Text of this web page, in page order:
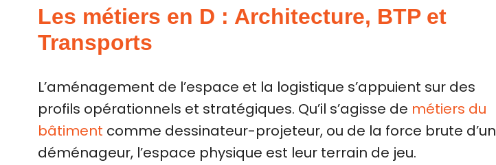
Les métiers en D : Architecture, BTP et
Transports
L’aménagement de l’espace et la logistique s’appuient sur des
profils opérationnels et stratégiques. Qu’il s’agisse de métiers du
bâtiment comme dessinateur-projeteur, ou de la force brute d’un
déménageur, l’espace physique est leur terrain de jeu.